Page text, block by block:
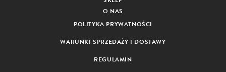
O NAS
POLITYKA PRYWATNOŚCI
WARUNKI SPRZEDAŻY I DOSTAWY
REGULAMIN